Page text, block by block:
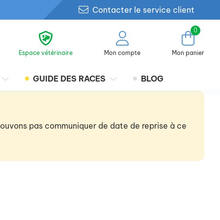
Contacter le service client
Espace vétérinaire Mon compte
0
Mon panier
GUIDE DES RACES BLOG
pas communiquer de date de reprise à ce